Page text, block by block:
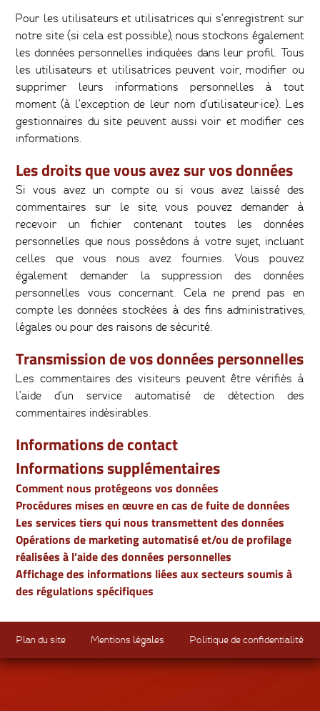
Pour les utilisateurs et utilisatrices qui s’enregistrent sur
notre site (si cela est possible), nous stockons également
les données personnelles indiquées dans leur profil. Tous
les utilisateurs et utilisatrices peuvent voir, modifier ou
supprimer leurs informations personnelles à tout
moment (à l’exception de leur nom d’utilisateur·ice). Les
gestionnaires du site peuvent aussi voir et modifier ces
informations.
Les droits que vous avez sur vos données
Si vous avez un compte ou si vous avez laissé des
commentaires sur le site, vous pouvez demander à
recevoir un fichier contenant toutes les données
personnelles que nous possédons à votre sujet, incluant
celles que vous nous avez fournies. Vous pouvez
également demander la suppression des données
personnelles vous concernant. Cela ne prend pas en
compte les données stockées à des fins administratives,
légales ou pour des raisons de sécurité.
Transmission de vos données personnelles
Les commentaires des visiteurs peuvent être vérifiés à
l’aide d’un service automatisé de détection des
commentaires indésirables.
Informations de contact
Informations supplémentaires
Comment nous protégeons vos données
Procédures mises en œuvre en cas de fuite de données
Les services tiers qui nous transmettent des données
Opérations de marketing automatisé et/ou de profilage
réalisées à l’aide des données personnelles
Affichage des informations liées aux secteurs soumis à
des régulations spécifiques
Plan du site Mentions légales Politique de confidentialité